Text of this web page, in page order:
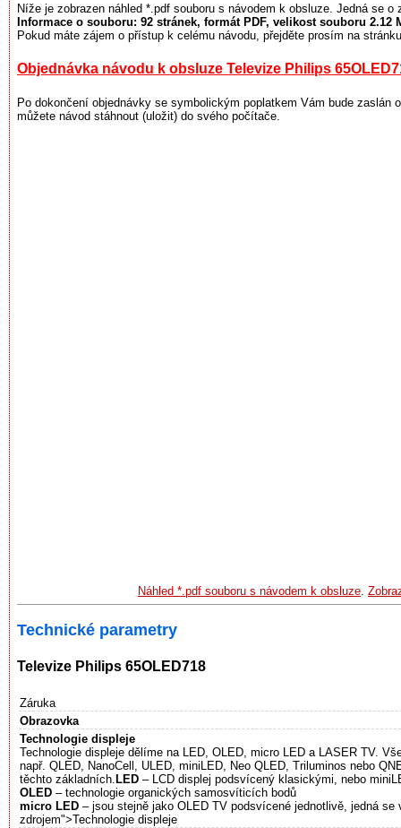
Níže je zobrazen náhled *.pdf souboru s návodem k obsluze. Jedná se o
Informace o souboru: 92 stránek, formát PDF, velikost souboru 2.12
Pokud máte zájem o přístup k celému návodu, přejděte prosím na
Objednávka návodu k obsluze Televize Philips
Po dokončení objednávky se symbolickým poplatkem Vám bude zaslán
můžete návod stáhnout (uložit) do svého počítače.
Náhled *.pdf souboru s návodem k obsluze.
Technické parametry
Televize Philips 65OLED718
Záruka
Obrazovka
Technologie displeje
Technologie displeje dělíme na LED, OLED, micro LED a LASER TV.
např. QLED, NanoCell, ULED, miniLED, Neo QLED, Triluminos nebo
těchto základních. LED – LCD displej podsvícený klasickými, nebo
OLED – technologie organických samosvíticích bodů
micro LED – jsou stejně jako OLED TV podsvícené jednotlivě, jedná
zdrojem">Technologie displeje